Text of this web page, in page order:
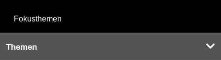
Fokusthemen
Themen